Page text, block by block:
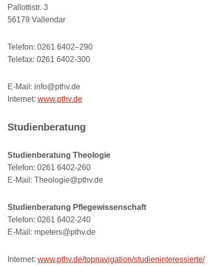
Pallottistr. 3
56179 Vallendar
Telefon: 0261 6402–290
Telefax: 0261 6402-300
E-Mail: info@pthv.de
Internet: www.pthv.de
Studienberatung
Studienberatung Theologie
Telefon: 0261 6402-260
E-Mail: Theologie@pthv.de
Studienberatung Pflegewissenschaft
Telefon: 0261 6402-240
E-Mail: mpeters@pthv.de
Internet: www.pthv.de/topnavigation/studieninteressierte/